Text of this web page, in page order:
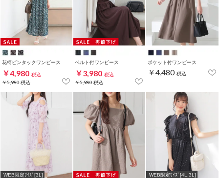
花柄ピンタックワンピース
￥4,980 税込
￥5,980税込
ベルト付ワンピース
￥3,980 税込
￥5,980税込
ポケット付ワンピース
￥4,480 税込
WEB限定ｻｲｽﾞ[3L] WEB限定ｻｲｽﾞ[4L,3L]